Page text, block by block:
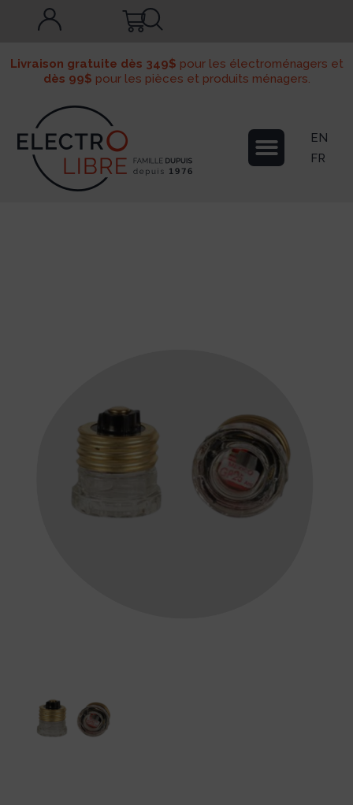
Livraison gratuite dès 349$ pour les électroménagers et
dès 99$ pour les pièces et produits ménagers.
EN
FR